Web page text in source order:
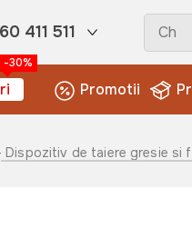
411 511
-30%
Promotii
Dispozitiv de taiere gresie si